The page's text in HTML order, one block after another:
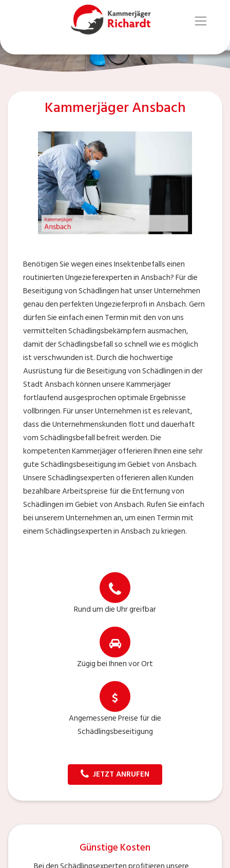
Kammerjäger Ansbach
Benötigen Sie wegen eines Insektenbefalls einen
routinierten Ungezieferexperten in Ansbach? Für die
Beseitigung von Schädlingen hat unser Unternehmen
genau den perfekten Ungezieferprofi in Ansbach. Gern
dürfen Sie einfach einen Termin mit den von uns
vermittelten Schädlingsbekämpfern ausmachen,
damit der Schädlingsbefall so schnell wie es möglich
ist verschwunden ist. Durch die hochwertige
Ausrüstung für die Beseitigung von Schädlingen in der
Stadt Ansbach können unsere Kammerjäger
fortlaufend ausgesprochen optimale Ergebnisse
vollbringen. Für unser Unternehmen ist es relevant,
dass die Unternehmenskunden flott und dauerhaft
vom Schädlingsbefall befreit werden. Die
kompetenten Kammerjäger offerieren Ihnen eine sehr
gute Schädlingsbeseitigung im Gebiet von Ansbach.
Unsere Schädlingsexperten offerieren allen Kunden
bezahlbare Arbeitspreise für die Entfernung von
Schädlingen im Gebiet von Ansbach. Rufen Sie einfach
bei unserem Unternehmen an, um einen Termin mit
einem Schädlingsexperten in Ansbach zu kriegen.
Rund um die Uhr greifbar
Zügig bei Ihnen vor Ort
Angemessene Preise für die
Schädlingsbeseitigung
JETZT ANRUFEN
Günstige Kosten